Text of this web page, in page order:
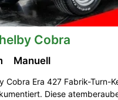
Cobra
Manuell
Cobra Era 427 Fabrik-Turn-
Diese